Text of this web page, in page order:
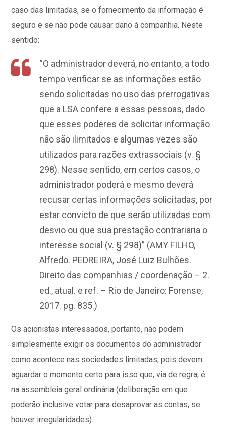
caso das limitadas, se o fornecimento da informação é
seguro e se não pode causar dano à companhia. Neste
sentido:
“O administrador deverá, no entanto, a todo
tempo verificar se as informações estão
sendo solicitadas no uso das prerrogativas
que a LSA confere a essas pessoas, dado
que esses poderes de solicitar informação
não são ilimitados e algumas vezes são
utilizados para razões extrassociais (v. §
298). Nesse sentido, em certos casos, o
administrador poderá e mesmo deverá
recusar certas informações solicitadas, por
estar convicto de que serão utilizadas com
desvio ou que sua prestação contrariaria o
interesse social (v. § 298)” (AMY FILHO,
Alfredo. PEDREIRA, José Luiz Bulhões.
Direito das companhias / coordenação – 2.
ed., atual. e ref. – Rio de Janeiro: Forense,
2017. pg. 835.)
Os acionistas interessados, portanto, não podem
simplesmente exigir os documentos do administrador
como acontece nas sociedades limitadas, pois devem
aguardar o momento certo para isso que, via de regra, é
na assembleia geral ordinária (deliberação em que
poderão inclusive votar para desaprovar as contas, se
houver irregularidades).